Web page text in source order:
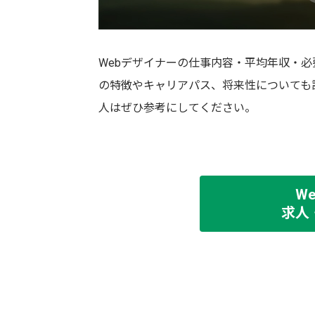
Webデザイナーの仕事内容・平均年収・
の特徴やキャリアパス、将来性について
人はぜひ参考にしてください。
求人